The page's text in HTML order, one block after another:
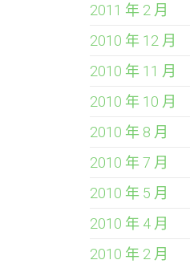
2011 年 2 月
2010 年 12 月
2010 年 11 月
2010 年 10 月
2010 年 8 月
2010 年 7 月
2010 年 5 月
2010 年 4 月
2010 年 2 月